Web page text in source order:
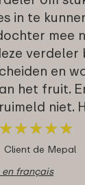
in te
mee
en
het fruit.
niet.
★★★★★
★★★★★
Client de Mepal
en français